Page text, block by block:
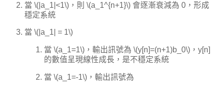
當 \(|a_1|<1\)，則 \(a_1^{n+1}\) 會逐漸衰減為 0，形成
穩定系統
當 \(|a_1| = 1\)
當 \(a_1=1\)，輸出訊號為 \(y[n]=(n+1)b_0\)，y[n]
的數值呈現線性成長，是不穩定系統
當 \(a_1=-1\)，輸出訊號為